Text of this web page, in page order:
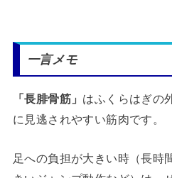
一言メモ
「長腓骨筋」 はふくらはぎの
に見逃されやすい筋肉です。
足への負担が大きい時（長時